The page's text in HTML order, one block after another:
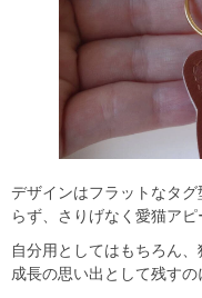
デザインはフラットなタ
らず、さりげなく愛猫アピ
自分用としてはもちろん
成長の思い出として残すの